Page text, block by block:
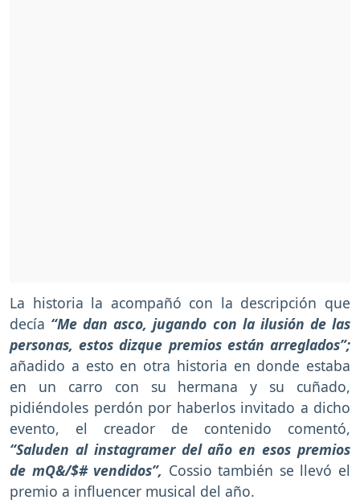
La historia la acompañó con la descripción que
decía “Me dan asco, jugando con la ilusión de las
personas, estos dizque premios están arreglados”;
añadido a esto en otra historia en donde estaba
en un carro con su hermana y su cuñado,
pidiéndoles perdón por haberlos invitado a dicho
evento, el creador de contenido comentó,
“Saluden al instagramer del año en esos premios
de mQ&/$# vendidos”, Cossio también se llevó el
premio a influencer musical del año.